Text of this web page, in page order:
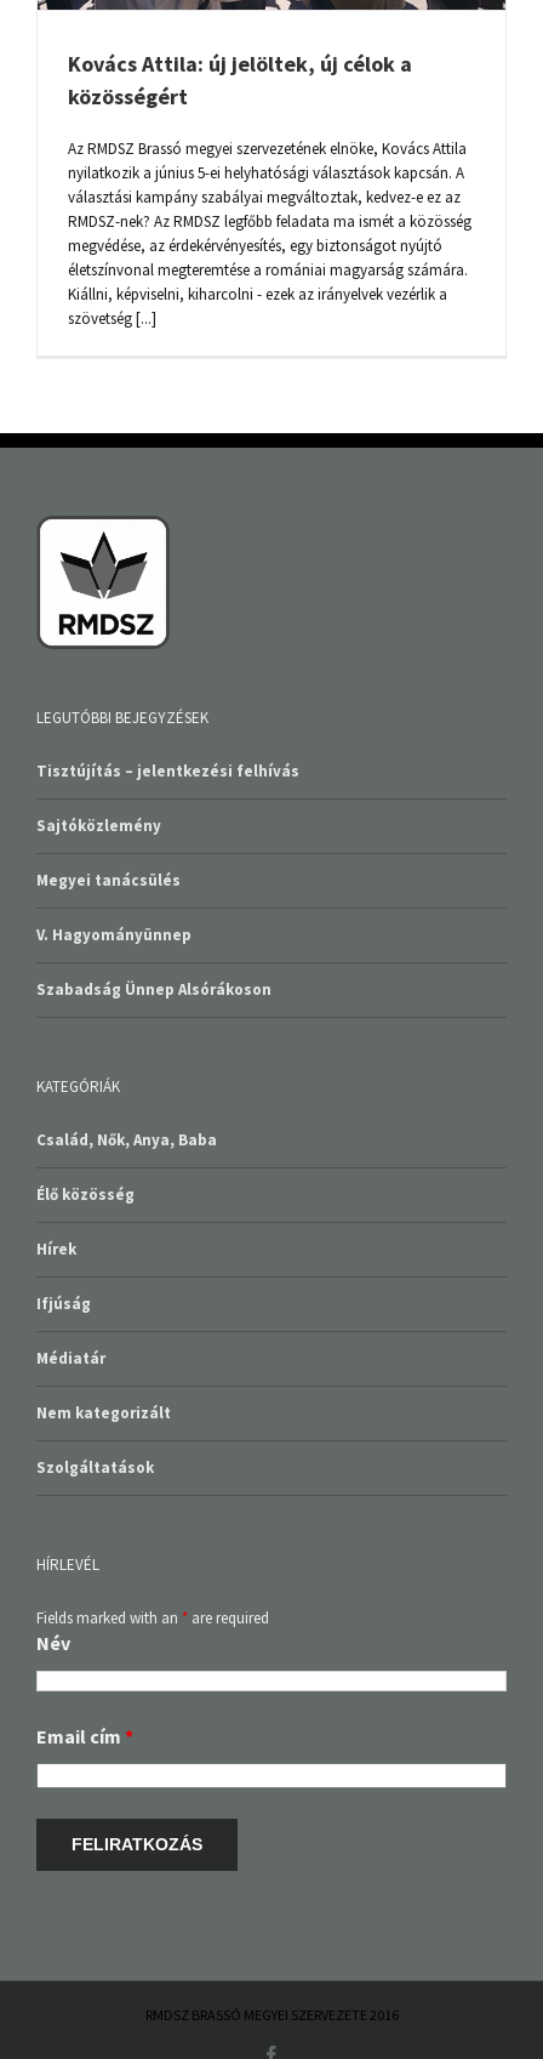
Kovács Attila: új jelöltek, új célok a
közösségért
Az RMDSZ Brassó megyei szervezetének elnöke, Kovács Attila
nyilatkozik a június 5-ei helyhatósági választások kapcsán. A
választási kampány szabályai megváltoztak, kedvez-e ez az
RMDSZ-nek? Az RMDSZ legfőbb feladata ma ismét a közösség
megvédése, az érdekérvényesítés, egy biztonságot nyújtó
életszínvonal megteremtése a romániai magyarság számára.
Kiállni, képviselni, kiharcolni - ezek az irányelvek vezérlik a
szövetség [...]
LEGUTÓBBI BEJEGYZÉSEK
Tisztújítás – jelentkezési felhívás
Sajtóközlemény
Megyei tanácsülés
V. Hagyományünnep
Szabadság Ünnep Alsórákoson
KATEGÓRIÁK
Család, Nők, Anya, Baba
Élő közösség
Hírek
Ifjúság
Médiatár
Nem kategorizált
Szolgáltatások
HÍRLEVÉL
Fields marked with an * are required
Név
Email cím *
RMDSZ BRASSÓ MEGYEI SZERVEZETE 2016